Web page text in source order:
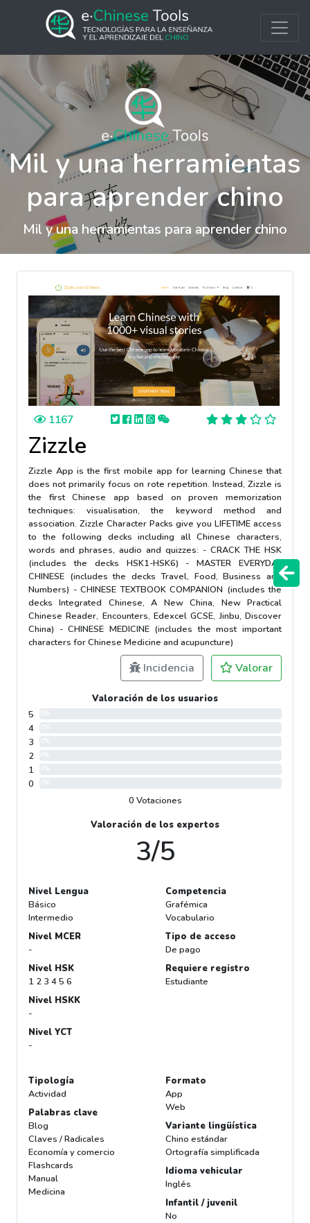
Mil y una herramientas
para aprender chino
Mil y una herramientas para aprender chino
1167
Zizzle
Zizzle App is the first mobile app for learning Chinese that
does not primarily focus on rote repetition. Instead, Zizzle is
the first Chinese app based on proven memorization
techniques: visualisation, the keyword method and
association. Zizzle Character Packs give you LIFETIME access
to the following decks including all Chinese characters,
words and phrases, audio and quizzes: - CRACK THE HSK
(includes the decks HSK1-HSK6) - MASTER EVERYDAY
CHINESE (includes the decks Travel, Food, Business and
Numbers) - CHINESE TEXTBOOK COMPANION (includes the
decks Integrated Chinese, A New China, New Practical
Chinese Reader, Encounters, Edexcel GCSE, Jinbu, Discover
China) - CHINESE MEDICINE (includes the most important
characters for Chinese Medicine and acupuncture)
Incidencia Valorar
Valoración de los usuarios
5
4
3
2
1
0
0 Votaciones
Valoración de los expertos
3/5
Nivel Lengua
Básico
Intermedio
Nivel MCER
-
Nivel HSK
1 2 3 4 5 6
Nivel HSKK
-
Nivel YCT
-
Competencia
Grafémica
Vocabulario
Tipo de acceso
De pago
Requiere registro
Estudiante
Tipología
Actividad
Palabras clave
Blog
Claves / Radicales
Economía y comercio
Flashcards
Manual
Medicina
Formato
App
Web
Variante lingüística
Chino estándar
Ortografía simplificada
Idioma vehicular
Inglés
Infantil / juvenil
No